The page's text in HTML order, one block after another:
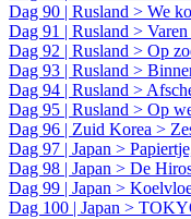
Dag 90 | Rusland > We
Dag 91 | Rusland >
Dag 92 | Rusland > Op
Dag 93 | Rusland >
Dag 94 | Rusland >
Dag 95 | Rusland > Op
Dag 96 | Zuid Korea >
Dag 97 | Japan >
Dag 98 | Japan > De
Dag 99 | Japan >
Dag 100 | Japan >